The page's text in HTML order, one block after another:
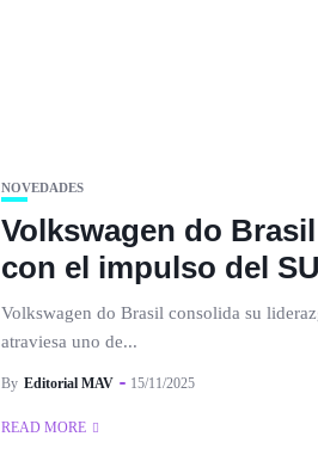
NOVEDADES
Volkswagen do
con el impulso del
Volkswagen do Brasil consolida su
atraviesa uno de...
By Editorial MAV 15/11/2025
READ MORE